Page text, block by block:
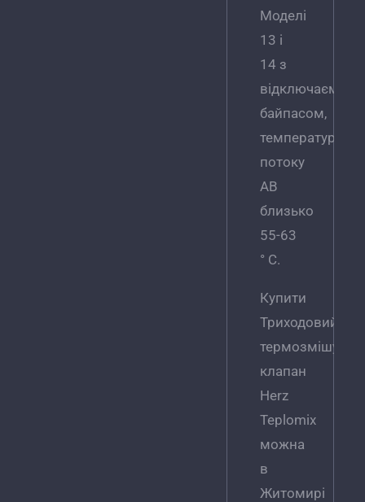
Моделі
13 і
14 з
відключаємим
байпасом,
температура
потоку
АВ
близько
55-63
° C.
Купити
Триходовий
клапан
Herz
Teplomix
можна
в
Житомирі